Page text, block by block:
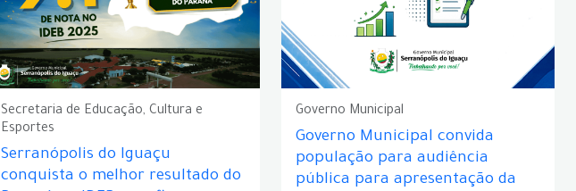
Secretaria de Educação, Cultura e
Esportes
Serranópolis do Iguaçu
conquista o melhor resultado do
Governo Municipal
Governo Municipal convida
população para audiência
pública para apresentação da